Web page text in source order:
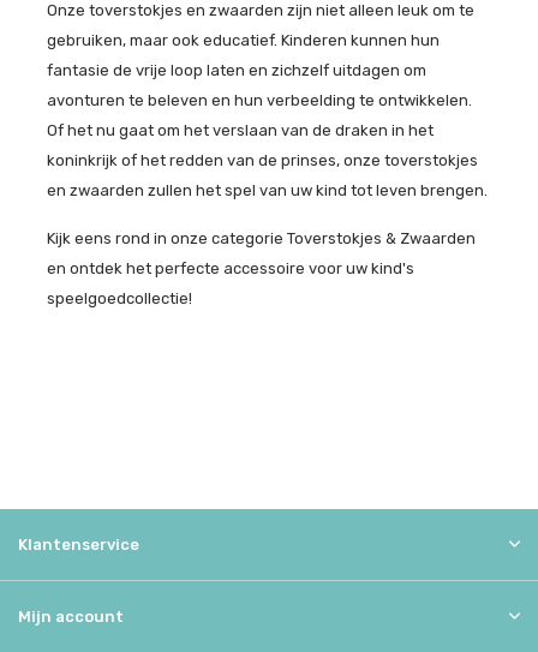
Onze toverstokjes en zwaarden zijn niet alleen leuk om te
gebruiken, maar ook educatief. Kinderen kunnen hun
fantasie de vrije loop laten en zichzelf uitdagen om
avonturen te beleven en hun verbeelding te ontwikkelen.
Of het nu gaat om het verslaan van de draken in het
koninkrijk of het redden van de prinses, onze toverstokjes
en zwaarden zullen het spel van uw kind tot leven brengen.
Kijk eens rond in onze categorie Toverstokjes & Zwaarden
en ontdek het perfecte accessoire voor uw kind's
speelgoedcollectie!
Klantenservice
Mijn account